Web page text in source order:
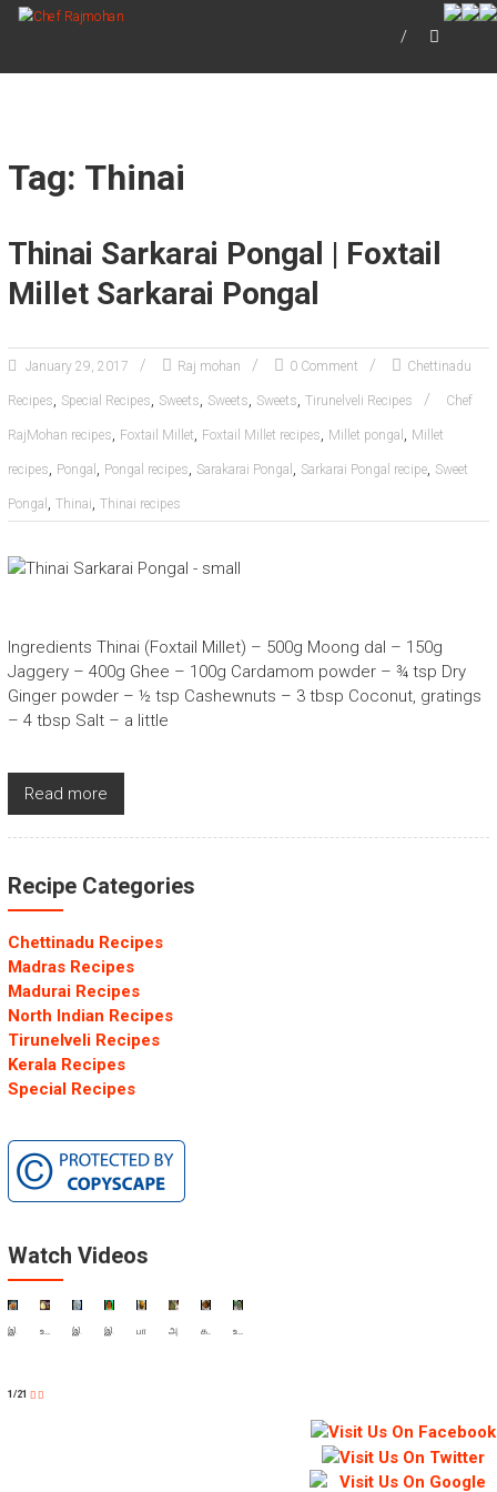
CHEF RAJMOHAN
Tag: Thinai
Thinai Sarkarai Pongal | Foxtail
Millet Sarkarai Pongal
January 29, 2017 Raj mohan 0 Comment Chettinadu
Recipes, Special Recipes, Sweets, Sweets, Sweets, Tirunelveli Recipes Chef
RajMohan recipes, Foxtail Millet, Foxtail Millet recipes, Millet pongal , Millet
recipes, Pongal , Pongal recipes, Sarakarai Pongal , Sarkarai Pongal recipe, Sweet
Pongal , Thinai, Thinai recipes
Ingredients Thinai (Foxtail Millet) – 500g Moong dal – 150g
Jaggery – 400g Ghee – 100g Cardamom powder – ¾ tsp Dry
Ginger powder – ½ tsp Cashewnuts – 3 tbsp Coconut, gratings
– 4 tbsp Salt – a little
Read more
Recipe Categories
Chettinadu Recipes
Madras Recipes
Madurai Recipes
North Indian Recipes
Tirunelveli Recipes
Kerala Recipes
Special Recipes
Watch Videos
இப்படி சர்க்கரை பொங்கல் உங்க வீட்டுல செஞ்சு குடுங்க | Sarkarai Pongal recipe | Chakkarai Pongal உப்புமா உதிரி உதிரியா சுவையாக வர எளிய செய்முறை | Rawa Upma | Rava Upma recipe in Tamil இடியாப்பம் பூ போல சுலபமா செய்வது எப்படி ? | How to make Idiyappam recipe in Tamil இப்படி ஒரு மட்டன் சால்னாவ இது வரைக்கும் சுவைச்சுருக்கமாட்டீங்க | Mutton Salna Recipe in Tamil பாய் வீட்டு பிரியாணி செய்றது இவ்ளவுதானா ? | Bhai Veetu Biriyani | How to make Empty Biriyani அரைக்கீரை பொரியல் இது மாதிரி சூப்பரா செஞ்சா பாராட்டு நிச்சயம்ங்க | Arai Keerai Poriyal recipe கறி குழம்பு இப்படி செஞ்சு உங்க வீட்டுல உள்ளவங்கள அசத்துங்க | Mutton Kulambu recipe உங்க வீட்டு குட்டிஸ்க்கு கீரை பிடிக்காதா ? இப்படி ட்ரை பண்ணுங்க கண்டிப்பா பிடிக்கும்
1/21